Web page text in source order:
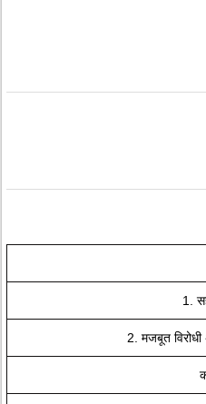
1.
2. मजबूत